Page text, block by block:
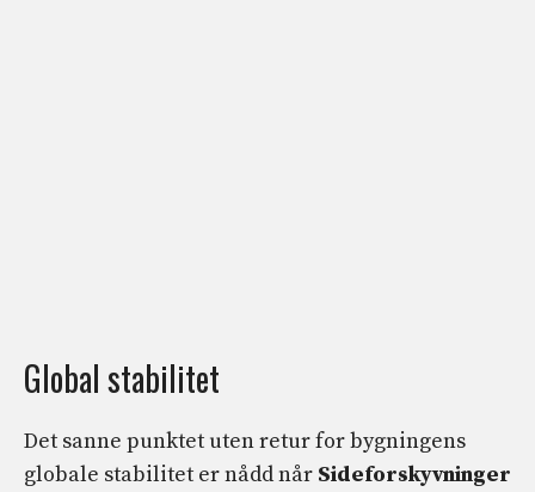
Global stabilitet
Det sanne punktet uten retur for bygningens
globale stabilitet er nådd når Sideforskyvninger